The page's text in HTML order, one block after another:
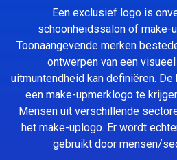
Een exclusief logo is
schoonheidssalon of make-
Toonaangevende merken
ontwerpen van een
uitmuntendheid kan definiëren.
een make-upmerklogo te
Mensen uit verschillende
het make-uplogo. Er wordt
gebruikt door mensen/